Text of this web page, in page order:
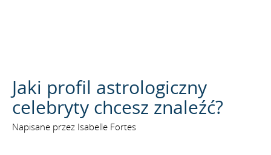
Jaki profil astrologiczny
celebryty chcesz znaleźć?
Napisane przez Isabelle Fortes